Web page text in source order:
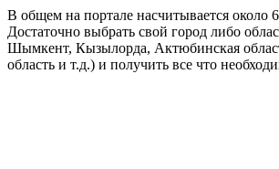
В общем на портале насчитывается около
Достаточно выбрать свой город либо
Шымкент, Кызылорда, Актюбинская
область и т.д.) и получить все что